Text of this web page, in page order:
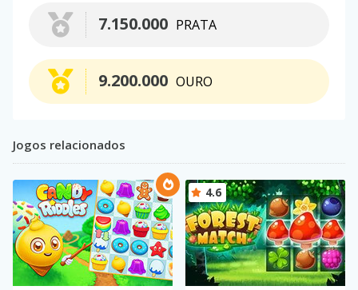
PRATA
7.150.000
OURO
9.200.000
Jogos relacionados
4.6